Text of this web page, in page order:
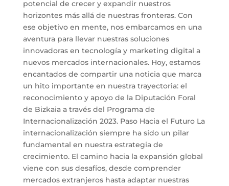
potencial de crecer y expandir nuestros
horizontes más allá de nuestras fronteras. Con
ese objetivo en mente, nos embarcamos en una
aventura para llevar nuestras soluciones
innovadoras en tecnología y marketing digital a
nuevos mercados internacionales. Hoy, estamos
encantados de compartir una noticia que marca
un hito importante en nuestra trayectoria: el
reconocimiento y apoyo de la Diputación Foral
de Bizkaia a través del Programa de
Internacionalización 2023. Paso Hacia el Futuro La
internacionalización siempre ha sido un pilar
fundamental en nuestra estrategia de
crecimiento. El camino hacia la expansión global
viene con sus desafíos, desde comprender
mercados extranjeros hasta adaptar nuestras